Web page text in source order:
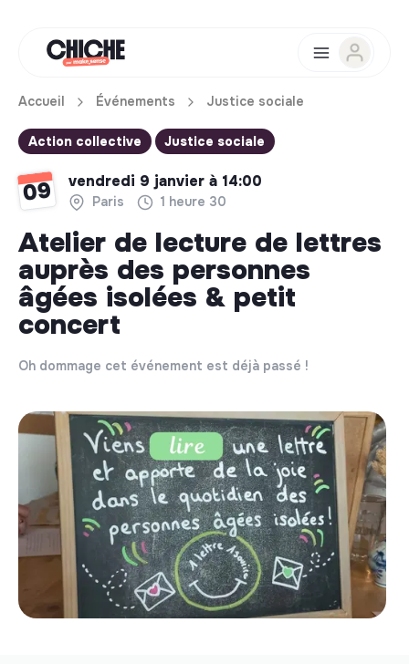
Accueil Événements Justice sociale
Action collective Justice sociale
09 vendredi 9 janvier à 14:00
Paris 1 heure 30
Atelier de lecture de lettres
auprès des personnes
âgées isolées & petit
concert
Oh dommage cet événement est déjà passé !